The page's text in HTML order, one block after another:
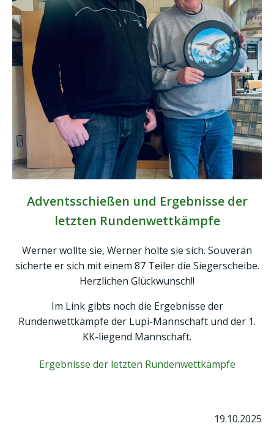
Adventsschießen und Ergebnisse der
letzten Rundenwettkämpfe
Werner wollte sie, Werner holte sie sich. Souverän
sicherte er sich mit einem 87 Teiler die Siegerscheibe.
Herzlichen Glückwunsch!!
Im Link gibts noch die Ergebnisse der
Rundenwettkämpfe der Lupi-Mannschaft und der 1.
KK-liegend Mannschaft.
Ergebnisse der letzten Rundenwettkämpfe
19.10.2025